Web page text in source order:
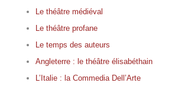
Le théâtre médiéval
Le théâtre profane
Le temps des auteurs
Angleterre : le théâtre élisabéthain
L’Italie : la Commedia Dell’Arte